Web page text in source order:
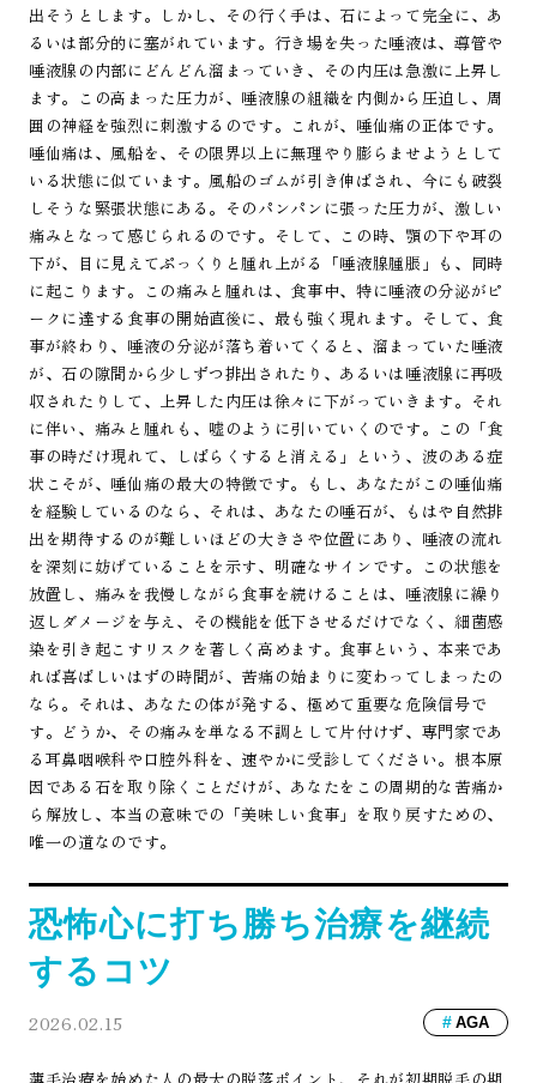
出そうとします。しかし、その行く手は、石によって完全に、あ
るいは部分的に塞がれています。行き場を失った唾液は、導管や
唾液腺の内部にどんどん溜まっていき、その内圧は急激に上昇し
ます。この高まった圧力が、唾液腺の組織を内側から圧迫し、周
囲の神経を強烈に刺激するのです。これが、唾仙痛の正体です。
唾仙痛は、風船を、その限界以上に無理やり膨らませようとして
いる状態に似ています。風船のゴムが引き伸ばされ、今にも破裂
しそうな緊張状態にある。そのパンパンに張った圧力が、激しい
痛みとなって感じられるのです。そして、この時、顎の下や耳の
下が、目に見えてぷっくりと腫れ上がる「唾液腺腫脹」も、同時
に起こります。この痛みと腫れは、食事中、特に唾液の分泌がピ
ークに達する食事の開始直後に、最も強く現れます。そして、食
事が終わり、唾液の分泌が落ち着いてくると、溜まっていた唾液
が、石の隙間から少しずつ排出されたり、あるいは唾液腺に再吸
収されたりして、上昇した内圧は徐々に下がっていきます。それ
に伴い、痛みと腫れも、嘘のように引いていくのです。この「食
事の時だけ現れて、しばらくすると消える」という、波のある症
状こそが、唾仙痛の最大の特徴です。もし、あなたがこの唾仙痛
を経験しているのなら、それは、あなたの唾石が、もはや自然排
出を期待するのが難しいほどの大きさや位置にあり、唾液の流れ
を深刻に妨げていることを示す、明確なサインです。この状態を
放置し、痛みを我慢しながら食事を続けることは、唾液腺に繰り
返しダメージを与え、その機能を低下させるだけでなく、細菌感
染を引き起こすリスクを著しく高めます。食事という、本来であ
れば喜ばしいはずの時間が、苦痛の始まりに変わってしまったの
なら。それは、あなたの体が発する、極めて重要な危険信号で
す。どうか、その痛みを単なる不調として片付けず、専門家であ
る耳鼻咽喉科や口腔外科を、速やかに受診してください。根本原
因である石を取り除くことだけが、あなたをこの周期的な苦痛か
ら解放し、本当の意味での「美味しい食事」を取り戻すための、
唯一の道なのです。
恐怖心に打ち勝ち治療を継続
するコツ
2026.02.15 AGA